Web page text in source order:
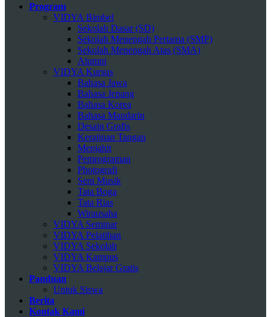
Program
VIDYA Bimbel
Sekolah Dasar (SD)
Sekolah Menengah Pertama (SMP)
Sekolah Menengah Atas (SMA)
Alumni
VIDYA Kursus
Bahasa Jawa
Bahasa Jepang
Bahasa Korea
Bahasa Mandarin
Desain Grafis
Kerajinan Tangan
Menjahit
Pemrograman
Photografi
Seni Musik
Tata Boga
Tata Rias
Wirausaha
VIDYA Seminar
VIDYA Pelatihan
VIDYA Sekolah
VIDYA Kampus
VIDYA Belajar Gratis
Panduan
Untuk Siswa
Berita
Kontak Kami